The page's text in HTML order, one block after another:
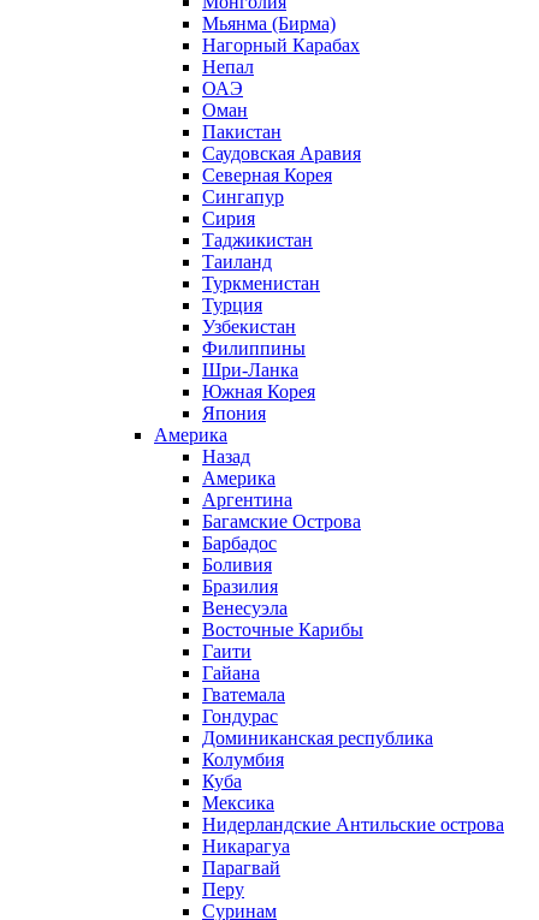
Мьянма (Бирма)
Нагорный Карабах
Непал
ОАЭ
Оман
Пакистан
Саудовская Аравия
Северная Корея
Сингапур
Сирия
Таджикистан
Таиланд
Туркменистан
Турция
Узбекистан
Филиппины
Шри-Ланка
Южная Корея
Япония
Америка
Назад
Америка
Аргентина
Багамские Острова
Барбадос
Боливия
Бразилия
Венесуэла
Восточные Карибы
Гаити
Гайана
Гватемала
Гондурас
Доминиканская республика
Колумбия
Куба
Мексика
Нидерландские Антильские острова
Никарагуа
Парагвай
Перу
Суринам